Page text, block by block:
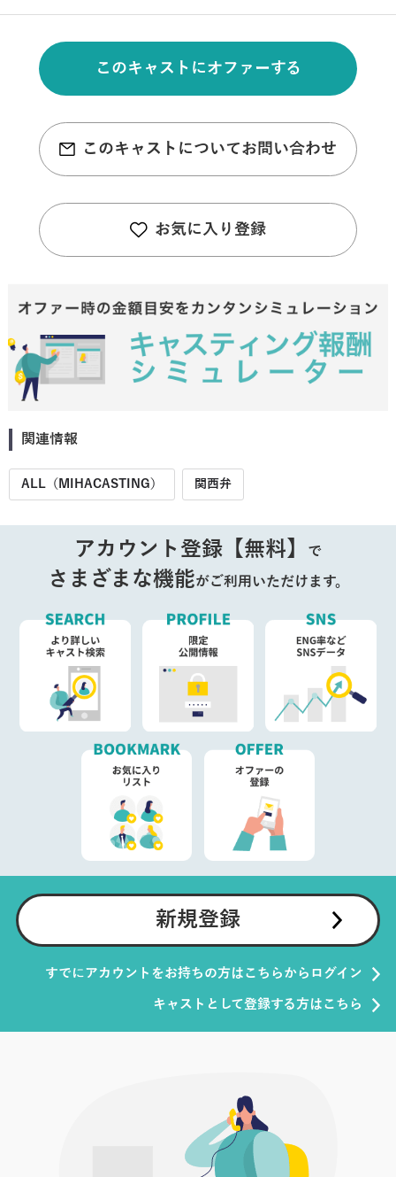
このキャストにオファーする
このキャストについてお問い合わせ
お気に入り登録
関連情報
ALL（MIHACASTING） 関西弁
アカウント登録【無料】 で
さまざまな機能がご利用いただけます。
新規登録
すでにアカウントをお持ちの方はこちらからログイン
キャストとして登録する方はこちら